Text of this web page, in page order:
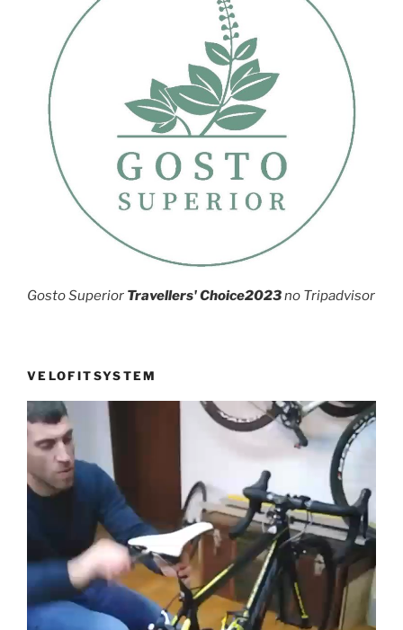
Gosto Superior Travellers' Choice2023no Tripadvisor
VELOFITSYSTEM
Reprodutor
de
vídeo